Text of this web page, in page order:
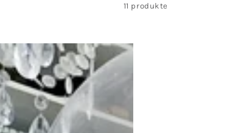
11 produkte